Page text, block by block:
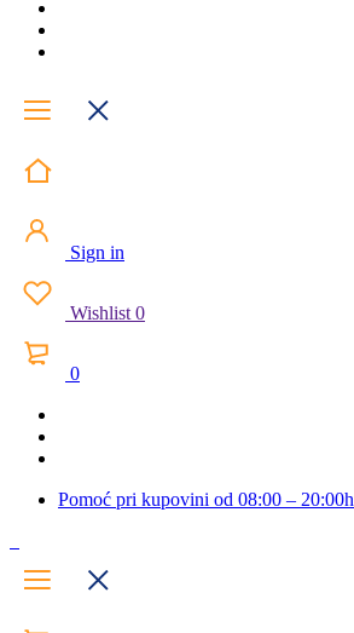
Sign in
Wishlist 0
0
Pomoć pri kupovini od 08:00 – 20:00h